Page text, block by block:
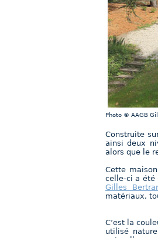
Photo © AAGB
Construite
ainsi deux
alors que le
Cette
celle-ci a été
Gilles
matériaux,
C’est la
utilisé